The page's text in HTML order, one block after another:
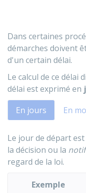
Dans certaines
démarches doivent
d'un certain délai.
Le calcul de ce délai
délai est exprimé en
En jours
En
Le jour de départ
la décision ou la
regard de la loi.
Exemple